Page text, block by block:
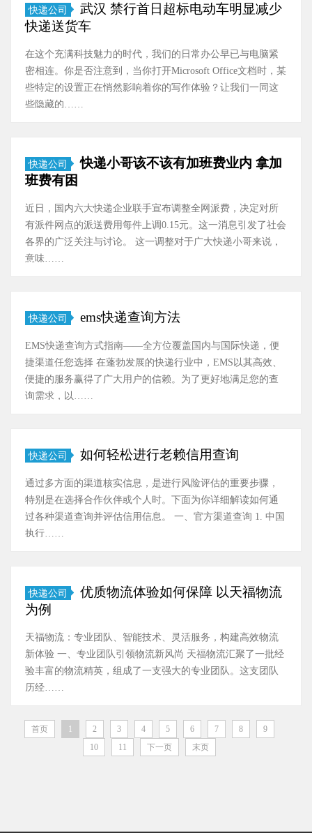
快递公司
武汉 禁行首日超标电动车明显减少
快递送货车
在这个充满科技魅力的时代，我们的日常办公早已与电脑紧
密相连。你是否注意到，当你打开Microsoft Office文档时，某
些特定的设置正在悄然影响着你的写作体验？让我们一同这
些隐藏的……
快递公司
快递小哥该不该有加班费业内 拿加
班费有困
近日，国内六大快递企业联手宣布调整全网派费，决定对所
有派件网点的派送费用每件上调0.15元。这一消息引发了社会
各界的广泛关注与讨论。 这一调整对于广大快递小哥来说，
意味……
快递公司 ems快递查询方法
EMS快递查询方式指南——全方位覆盖国内与国际快递，便
捷渠道任您选择 在蓬勃发展的快递行业中，EMS以其高效、
便捷的服务赢得了广大用户的信赖。为了更好地满足您的查
询需求，以……
快递公司 如何轻松进行老赖信用查询
通过多方面的渠道核实信息，是进行风险评估的重要步骤，
特别是在选择合作伙伴或个人时。下面为你详细解读如何通
过各种渠道查询并评估信用信息。 一、官方渠道查询 1. 中国
执行……
快递公司
优质物流体验如何保障 以天福物流
为例
天福物流：专业团队、智能技术、灵活服务，构建高效物流
新体验 一、专业团队引领物流新风尚 天福物流汇聚了一批经
验丰富的物流精英，组成了一支强大的专业团队。这支团队
历经……
首页 1 2 3 4 5 6 7 8
9
10
11 下一页 末页